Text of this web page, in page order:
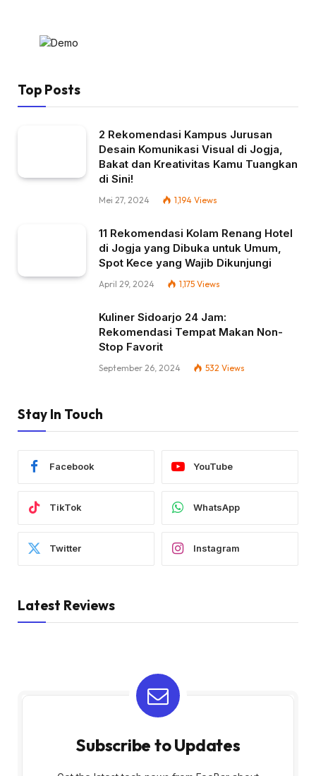
Top Posts
2 Rekomendasi Kampus Jurusan
Desain Komunikasi Visual di Jogja,
Bakat dan Kreativitas Kamu Tuangkan
di Sini!
Mei 27, 2024 1,194 Views
11 Rekomendasi Kolam Renang Hotel
di Jogja yang Dibuka untuk Umum,
Spot Kece yang Wajib Dikunjungi
April 29, 2024 1,175 Views
Kuliner Sidoarjo 24 Jam:
Rekomendasi Tempat Makan Non-
Stop Favorit
September 26, 2024 532 Views
Stay In Touch
Facebook YouTube
TikTok WhatsApp
Twitter Instagram
Latest Reviews
Subscribe to Updates